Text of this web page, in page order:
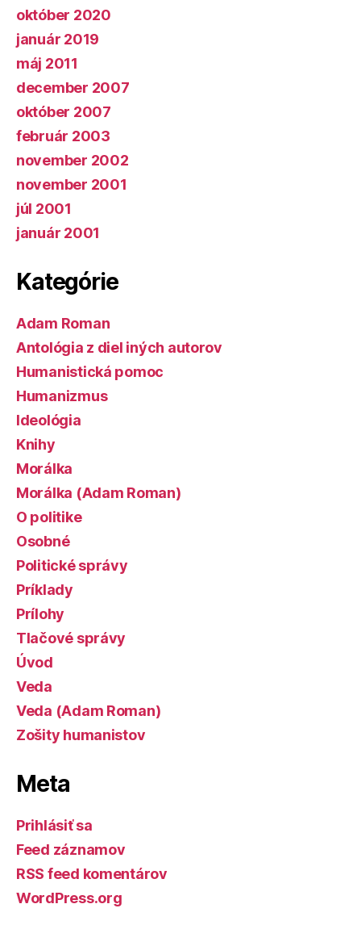
október 2020
január 2019
máj 2011
december 2007
október 2007
február 2003
november 2002
november 2001
júl 2001
január 2001
Kategórie
Adam Roman
Antológia z diel iných autorov
Humanistická pomoc
Humanizmus
Ideológia
Knihy
Morálka
Morálka (Adam Roman)
O politike
Osobné
Politické správy
Príklady
Prílohy
Tlačové správy
Úvod
Veda
Veda (Adam Roman)
Zošity humanistov
Meta
Prihlásiť sa
Feed záznamov
RSS feed komentárov
WordPress.org